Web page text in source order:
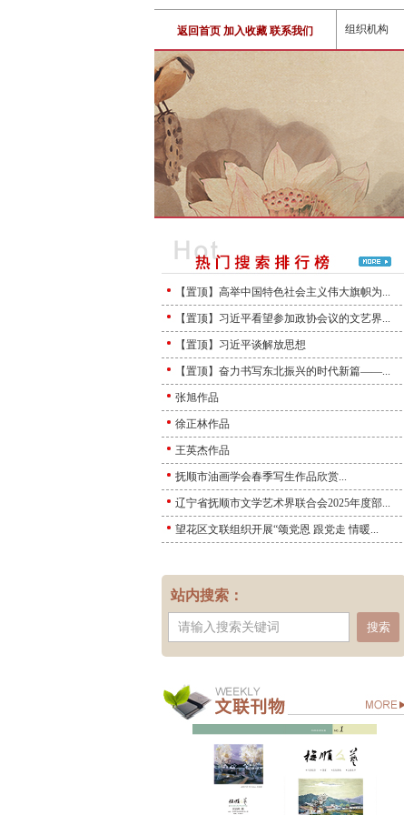
返回首页 加入收藏 联系我们 组织机构
【置顶】高举中国特色社会主义伟大旗帜为...
【置顶】习近平看望参加政协会议的文艺界...
【置顶】习近平谈解放思想
【置顶】奋力书写东北振兴的时代新篇——...
张旭作品
徐正林作品
王英杰作品
抚顺市油画学会春季写生作品欣赏...
辽宁省抚顺市文学艺术界联合会2025年度部...
望花区文联组织开展“颂党恩 跟党走 情暖...
站内搜索：
搜索